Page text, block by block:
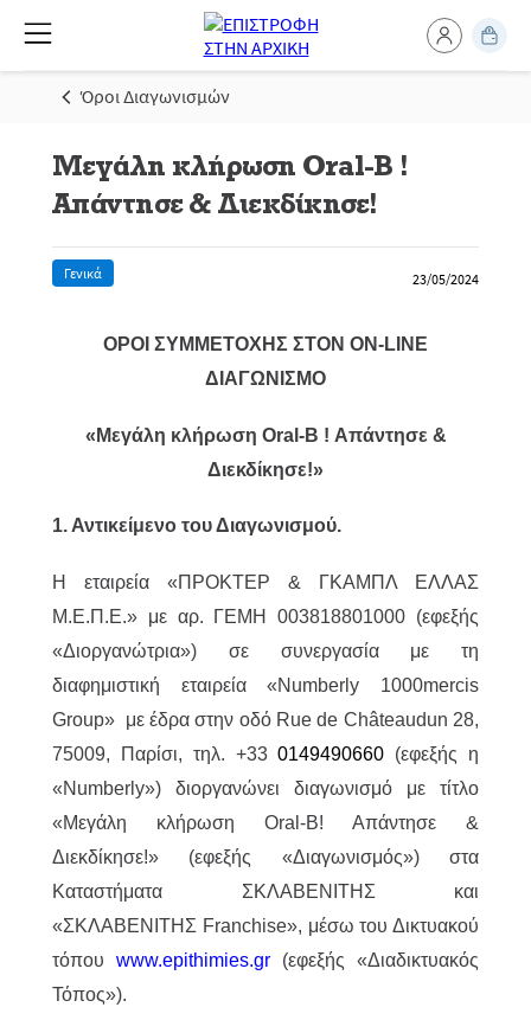
Όροι Διαγωνισμών
Μεγάλη κλήρωση Oral-B !
Απάντησε & Διεκδίκησε!
Γενικά 23/05/2024
ΟΡΟΙ ΣΥΜΜΕΤΟΧΗΣ ΣΤΟΝ ON-LINE
ΔΙΑΓΩΝΙΣΜΟ
«Μεγάλη κλήρωση Oral-B ! Απάντησε &
Διεκδίκησε!»
1. Αντικείμενο του Διαγωνισμού.
H εταιρεία «ΠΡΟΚΤΕΡ & ΓΚΑΜΠΛ ΕΛΛΑΣ
M.Ε.Π.Ε.» με αρ. ΓΕΜΗ 003818801000 (εφεξής
«Διοργανώτρια») σε συνεργασία με τη
διαφημιστική εταιρεία «Numberly 1000mercis
Group» με έδρα στην οδό Rue de Châteaudun 28,
75009, Παρίσι, τηλ. +330149490660 (εφεξής η
«Numberly») διοργανώνει διαγωνισμό με τίτλο
«Μεγάλη κλήρωση Oral-B! Απάντησε &
Διεκδίκησε!» (εφεξής «Διαγωνισμός») στα
Καταστήματα ΣΚΛΑΒΕΝΙΤΗΣ και
«ΣΚΛΑΒΕΝΙΤΗΣ Franchise», μέσω του Δικτυακού
τόπου www.epithimies.gr (εφεξής «Διαδικτυακός
Τόπος»).